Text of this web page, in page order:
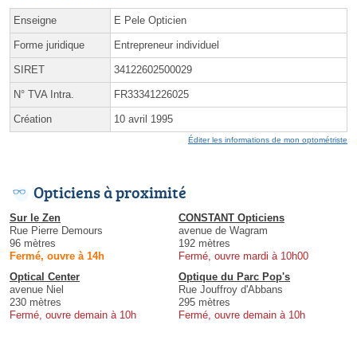
Enseigne E Pele Opticien
Forme juridique Entrepreneur individuel
SIRET 34122602500029
N° TVA Intra. FR33341226025
Création 10 avril 1995
Éditer les informations de mon optométriste
Opticiens à proximité
Sur le Zen
Rue Pierre Demours
96 mètres
Fermé, ouvre à 14h
CONSTANT Opticiens
avenue de Wagram
192 mètres
Fermé, ouvre mardi à 10h00
Optical Center
avenue Niel
230 mètres
Fermé, ouvre demain à 10h
Optique du Parc Pop's
Rue Jouffroy d'Abbans
295 mètres
Fermé, ouvre demain à 10h